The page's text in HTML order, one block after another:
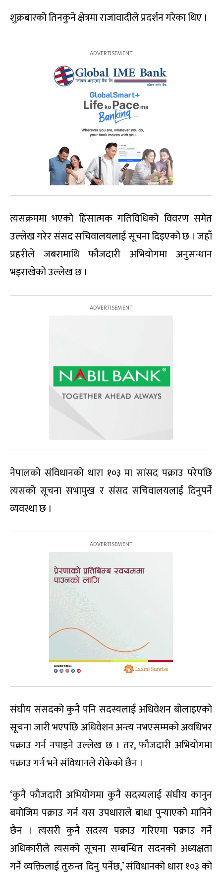
शुक्रबारको तिनकुने क्षेत्रमा राजावादीले प्रदर्शन गरेका थिए ।
त्यसक्रममा भएको हिंसात्मक गतिविधिको विवरण समेत
उल्लेख गरेर संसद सचिवालयलाई सूचना दिइएको छ । जहाँ
प्रहरीले जबरामाथि फौजदारी अभियोगमा अनुसन्धान
भइराखेको उल्लेख छ ।
नेपालको संविधानको धारा १०३ मा सांसद पक्राउ परेपछि
त्यसको सूचना सभामुख र संसद सचिवालयलाई दिनुपर्ने
व्यवस्था छ ।
संघीय संसदको कुनै पनि सदस्यलाई अधिवेशन बोलाइएको
सूचना जारी भएपछि अधिवेशन अन्त्य नभएसम्मको अवधिभर
पक्राउ गर्न नपाइने उल्लेख छ । तर, फौजदारी अभियोगमा
पक्राउ गर्न भने संविधानले रोकेको छैन ।
‘कुनै फौजदारी अभियोगमा कुनै सदस्यलाई संघीय कानुन
बमोजिम पक्राउ गर्न यस उपधाराले बाधा पुर्‍याएको मानिने
छैन । त्यसरी कुनै सदस्य पक्राउ गरिएमा पक्राउ गर्ने
अधिकारीले त्यसको सूचना सम्बन्धित सदनको अध्यक्षता
गर्ने व्यक्तिलाई तुरुन्त दिनु पर्नेछ,’ संविधानको धारा १०३ को